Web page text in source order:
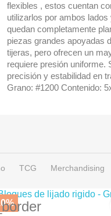
flexibles , estos cuentan
utilizarlos por ambos
quedan completamente
piezas grandes apoyadas
tijeras, pero ofrecen un
requiere presión uniforme.
precisión y estabilidad en
Grano: #1200 Contenido:
TCG Merchandising